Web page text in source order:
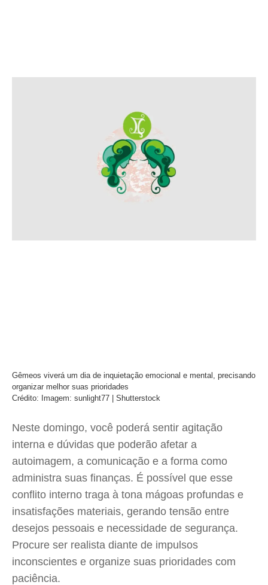
Gêmeos viverá um dia de inquietação emocional e mental, precisando
organizar melhor suas prioridades
Crédito: Imagem: sunlight77 | Shutterstock
Neste domingo, você poderá sentir agitação
interna e dúvidas que poderão afetar a
autoimagem, a comunicação e a forma como
administra suas finanças. É possível que esse
conflito interno traga à tona mágoas profundas e
insatisfações materiais, gerando tensão entre
desejos pessoais e necessidade de segurança.
Procure ser realista diante de impulsos
inconscientes e organize suas prioridades com
paciência.